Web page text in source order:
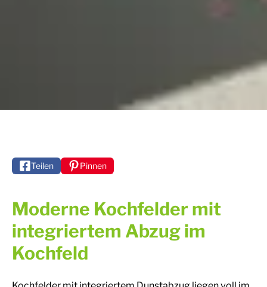
Teilen Pinnen
Moderne Kochfelder mit
integriertem Abzug im
Kochfeld